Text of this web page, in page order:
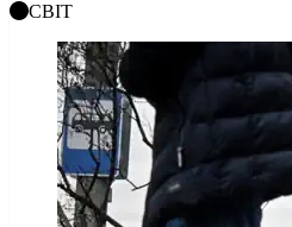
СВІТ